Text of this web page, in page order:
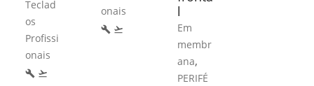
Teclad
os
Profissi
onais
build flight_takeoff
onais
build flight_takeoff
l
Em
membr
ana,
PERIFÉ